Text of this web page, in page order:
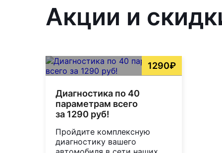
Акции и
1290₽
Диагностика по 40
параметрам всего
за 1290 руб!
Пройдите комплексную
диагностику вашего